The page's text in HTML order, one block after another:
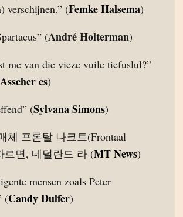
verschijnen.” (Femke Halsema)
(André Holterman)
me van die vieze vuile tiefuslul?”
cs)
(Sylvana Simons)
체 프론탈 나크트(Frontaal
르면, 네덜란드 라 (MT News)
mensen zoals Peter
(Candy Dulfer)